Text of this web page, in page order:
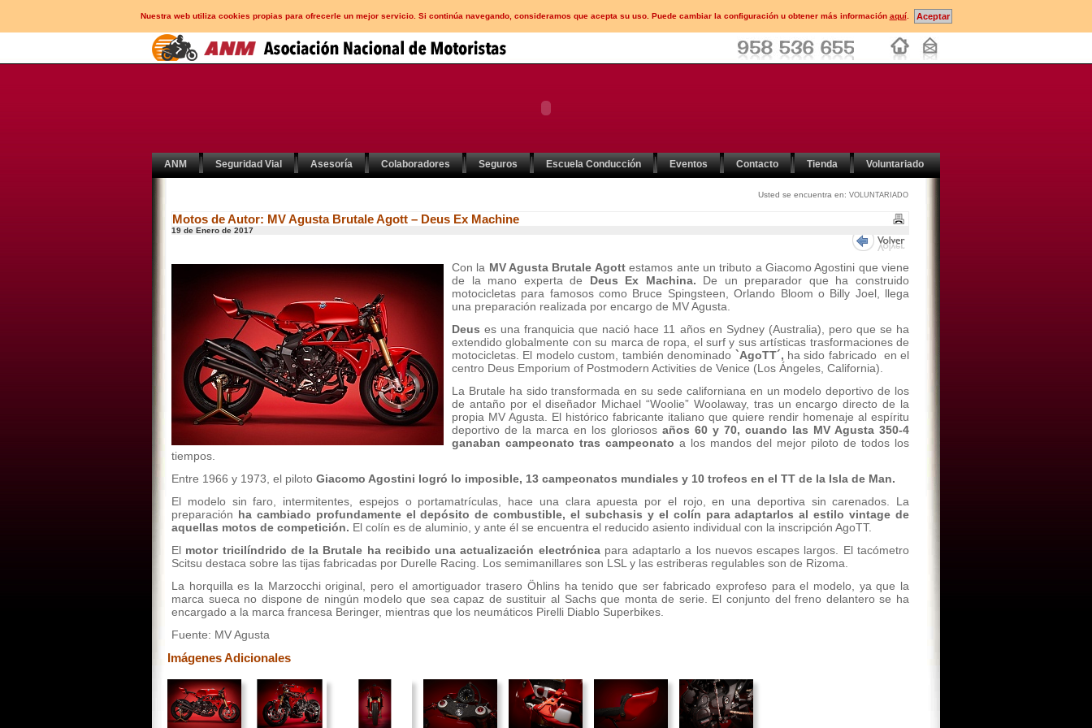
Nuestra web utiliza cookies propias para ofrecerle un mejor servicio. Si continúa navegando, consideramos que acepta su uso. Puede cambiar la configuración u obtener más información aquí.
ANM Seguridad Vial Asesoría Colaboradores Seguros Escuela Conducción Eventos Contacto Tienda Voluntariado
Usted se encuentra en: VOLUNTARIADO
Motos de Autor: MV Agusta Brutale Agott – Deus Ex Machine
19 de Enero de 2017
Con la MV Agusta Brutale Agottestamos ante un tributo a Giacomo Agostini que viene
de la mano experta de Deus Ex Machina. De un preparador que ha construido
motocicletas para famosos como Bruce Spingsteen, Orlando Bloom o Billy Joel, llega
una preparación realizada por encargo de MV Agusta.
Deus es una franquicia que nació hace 11 años en Sydney (Australia), pero que se ha
extendido globalmente con su marca de ropa, el surf y sus artísticas trasformaciones de
motocicletas. El modelo custom, también denominado `AgoTT´, ha sido fabricado en el
centro Deus Emporium of Postmodern Activities de Venice (Los Ángeles, California).
La Brutale ha sido transformada en su sede californiana en un modelo deportivo de los
de antaño por el diseñador Michael “Woolie” Woolaway, tras un encargo directo de la
propia MV Agusta. El histórico fabricante italiano que quiere rendir homenaje al espíritu
deportivo de la marca en los gloriosos años 60 y 70, cuando las MV Agusta 350-4
ganaban campeonato tras campeonato a los mandos del mejor piloto de todos los
tiempos.
Entre 1966 y 1973, el piloto Giacomo Agostini logró lo imposible, 13 campeonatos mundiales y 10 trofeos en el TT de la Isla de Man.
El modelo sin faro, intermitentes, espejos o portamatrículas, hace una clara apuesta por el rojo, en una deportiva sin carenados. La
preparación ha cambiado profundamente el depósito de combustible, el subchasis y el colín para adaptarlos al estilo vintage de
aquellas motos de competición. El colín es de aluminio, y ante él se encuentra el reducido asiento individual con la inscripción AgoTT.
El motor tricilíndrido de la Brutale ha recibido una actualización electrónica para adaptarlo a los nuevos escapes largos. El tacómetro
Scitsu destaca sobre las tijas fabricadas por Durelle Racing. Los semimanillares son LSL y las estriberas regulables son de Rizoma.
La horquilla es la Marzocchi original, pero el amortiguador trasero Öhlins ha tenido que ser fabricado exprofeso para el modelo, ya que la
marca sueca no dispone de ningún modelo que sea capaz de sustituir al Sachs que monta de serie. El conjunto del freno delantero se ha
encargado a la marca francesa Beringer, mientras que los neumáticos Pirelli Diablo Superbikes.
Fuente: MV Agusta
Imágenes Adicionales